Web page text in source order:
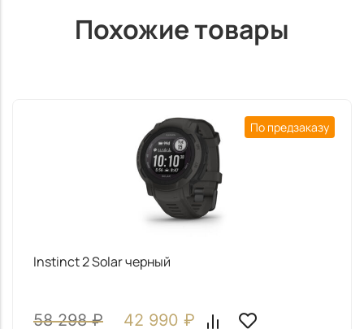
Похожие товары
По предзаказу
Instinct 2 Solar черный
58 298₽ 42 990 ₽